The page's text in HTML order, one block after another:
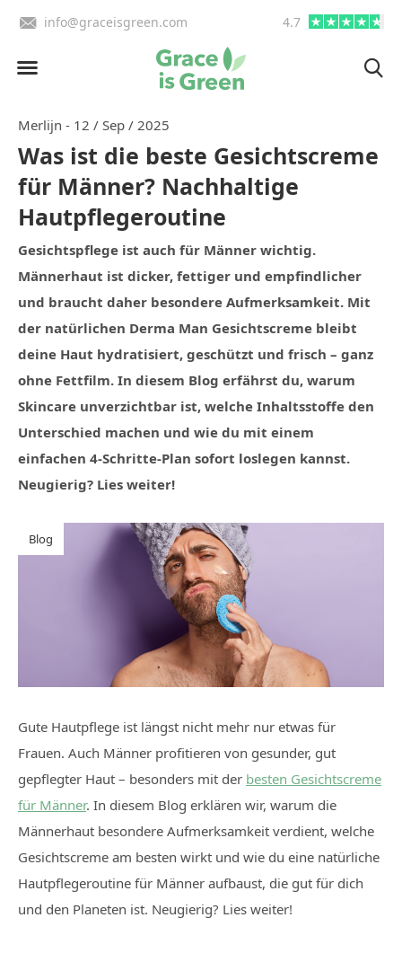
info@graceisgreen.com Bis 16 Uhr bestellen, in
4.7
Merlijn - 12 / Sep / 2025
Was ist die beste Gesichtscreme
für Männer? Nachhaltige
Hautpflegeroutine
Gesichtspflege ist auch für Männer wichtig.
Männerhaut ist dicker, fettiger und empfindlicher
und braucht daher besondere Aufmerksamkeit. Mit
der natürlichen Derma Man Gesichtscreme bleibt
deine Haut hydratisiert, geschützt und frisch – ganz
ohne Fettfilm. In diesem Blog erfährst du, warum
Skincare unverzichtbar ist, welche Inhaltsstoffe den
Unterschied machen und wie du mit einem
einfachen 4-Schritte-Plan sofort loslegen kannst.
Neugierig? Lies weiter!
Blog
Gute Hautpflege ist längst nicht mehr nur etwas für
Frauen. Auch Männer profitieren von gesunder, gut
gepflegter Haut – besonders mit der besten Gesichtscreme
für Männer. In diesem Blog erklären wir, warum die
Männerhaut besondere Aufmerksamkeit verdient, welche
Gesichtscreme am besten wirkt und wie du eine natürliche
Hautpflegeroutine für Männer aufbaust, die gut für dich
und den Planeten ist. Neugierig? Lies weiter!